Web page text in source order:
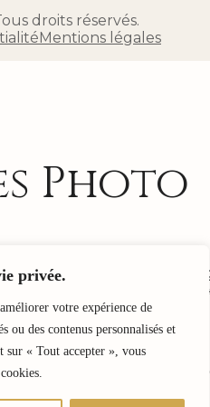
privée.
votre expérience de
ou des contenus personnalisés et
« Tout accepter », vous
droits réservés.
Mentions légales
Photo
attentive à ce qui
une sorte de « révélateur
qui l’anime….
laisser faire.
une rencontre